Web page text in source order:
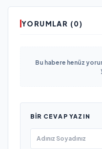
YORUMLAR (0)
Bu habere henüz
BIR CEVAP YAZIN